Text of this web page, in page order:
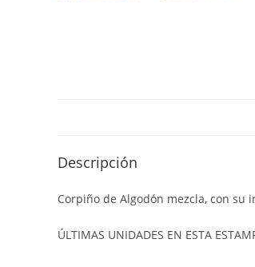
Descripción
Corpiño de Algodón mezcla, con
ÚLTIMAS UNIDADES EN ESTA